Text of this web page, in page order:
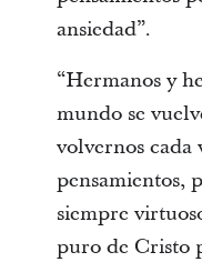
ansiedad”.
“Hermanos y
mundo se
volvernos cada
pensamientos,
siempre
puro de Cristo